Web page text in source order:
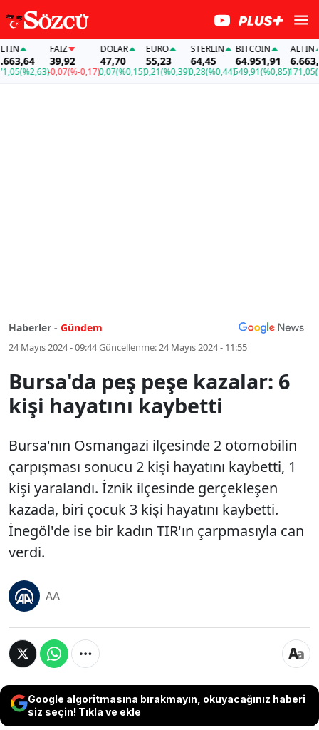
39,92
-0,07(%-0,17)
DOLAR
47,70
0,07(%0,15)
EURO
55,23
0,21(%0,39)
STERLIN
64,45
0,28(%0,44)
BITCOIN
64.951,91
549,91(%0,85)
ALTIN
6.663,64
171,05
Haberler - Gündem
24 Mayıs 2024 - 09:44Güncellenme:24 Mayıs 2024 - 11:55
Bursa'da peş peşe kazalar: 6
kişi hayatını kaybetti
Bursa'nın Osmangazi ilçesinde 2 otomobilin
çarpışması sonucu 2 kişi hayatını kaybetti, 1
kişi yaralandı. İznik ilçesinde gerçekleşen
kazada, biri çocuk 3 kişi hayatını kaybetti.
İnegöl'de ise bir kadın TIR'ın çarpmasıyla can
verdi.
AA
Google algoritmasına bırakmayın, okuyacağınız haberi
siz seçin! Tıkla ve ekle